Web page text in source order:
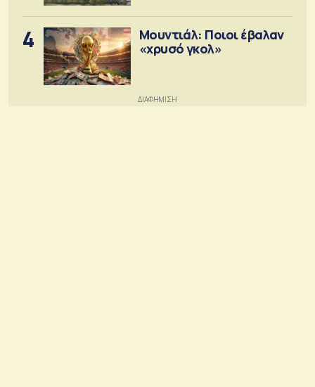
4
Μουντιάλ: Ποιοι έβαλαν
«χρυσό γκολ»